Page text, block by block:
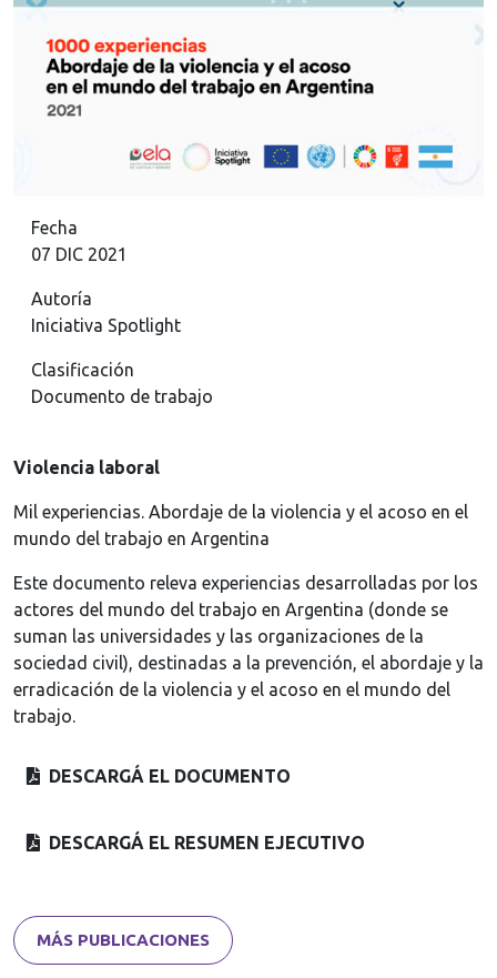
Fecha
07 DIC 2021
Autoría
Iniciativa Spotlight
Clasificación
Documento de trabajo
Violencia laboral
Mil experiencias. Abordaje de la violencia y el acoso en el
mundo del trabajo en Argentina
Este documento releva experiencias desarrolladas por los
actores del mundo del trabajo en Argentina (donde se
suman las universidades y las organizaciones de la
sociedad civil), destinadas a la prevención, el abordaje y la
erradicación de la violencia y el acoso en el mundo del
trabajo.
DESCARGÁ EL DOCUMENTO
DESCARGÁ EL RESUMEN EJECUTIVO
MÁS PUBLICACIONES